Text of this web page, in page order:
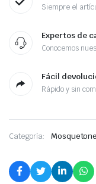
Siempre el
Expertos de
Conocemos
Fácil
Rápido y sin
Categoría: